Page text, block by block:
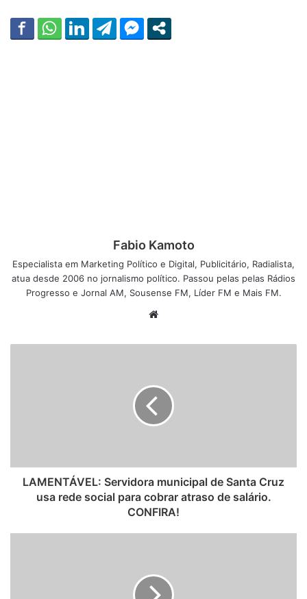
Fabio Kamoto
Especialista em Marketing Político e Digital, Publicitário, Radialista,
atua desde 2006 no jornalismo político. Passou pelas pelas Rádios
Progresso e Jornal AM, Sousense FM, Líder FM e Mais FM.
b
LAMENTÁVEL: Servidora municipal de Santa Cruz
usa rede social para cobrar atraso de salário.
CONFIRA!